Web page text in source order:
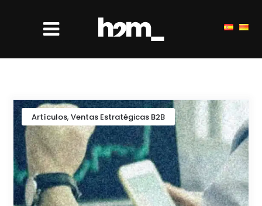
Artículos,Ventas Estratégicas B2B